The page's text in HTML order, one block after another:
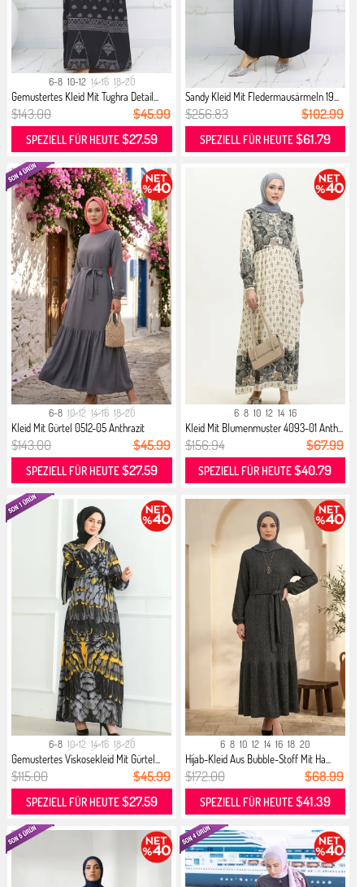
6-8 10-12 14-16 18-20
Gemustertes Kleid Mit Tughra Detail...
$143.00 $45.99
SPEZIELL FÜR HEUTE$27.59
Sandy Kleid Mit Fledermausärmeln 19...
$256.83 $102.99
SPEZIELL FÜR HEUTE$61.79
6-8 10-12 14-16 18-20
Kleid Mit Gürtel 0512-05 Anthrazit
$143.00 $45.99
SPEZIELL FÜR HEUTE$27.59
6 8 10 12 14 16
Kleid Mit Blumenmuster 4093-01 Anth...
$156.94 $67.99
SPEZIELL FÜR HEUTE$40.79
6-8 10-12 14-16 18-20
Gemustertes Viskosekleid Mit Gürtel...
$115.00 $45.99
SPEZIELL FÜR HEUTE$27.59
6 8 10 12 14 16 18 20
Hijab-Kleid Aus Bubble-Stoff Mit Ha...
$172.00 $68.99
SPEZIELL FÜR HEUTE$41.39